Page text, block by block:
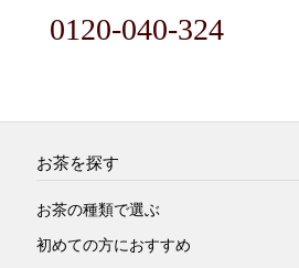
0120-040-324
お茶を探す
お茶の種類で選ぶ
初めての方におすすめ